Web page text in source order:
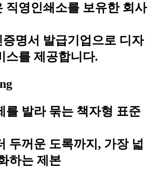
직영인쇄소를 보유한 회사
명서 발급기업으로 디자
스를 제공합니다.
를 발라 묶는 책자형 표준
두꺼운 도록까지, 가장 넓
하는 제본